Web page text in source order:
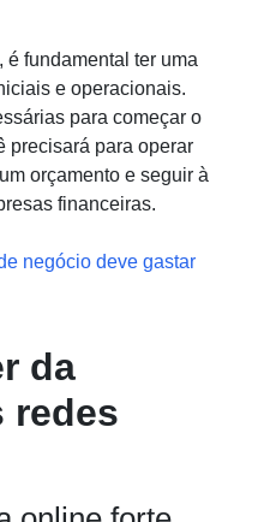
é fundamental ter uma
e operacionais.
para começar o
precisará para operar
orçamento e seguir à
financeiras.
negócio deve gastar
da
redes